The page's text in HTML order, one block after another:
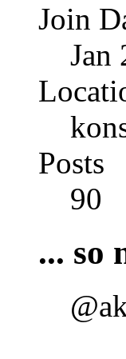
Join
Jan
Posts
90
... so